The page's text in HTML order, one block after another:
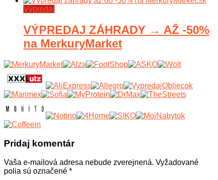
Výpredaj
VÝPREDAJ ZÁHRADY → AŽ -50%
na MerkuryMarket
Pridaj komentár
Vaša e-mailová adresa nebude zverejnená. Vyžadované
polia sú označené *